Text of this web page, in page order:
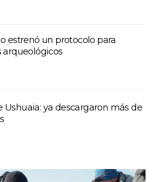
estrenó un protocolo para
arqueológicos
Ushuaia: ya descargaron más de